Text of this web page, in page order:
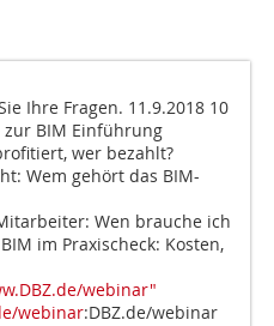
Ihre Fragen. 11.9.2018 10
zur BIM Einführung
wer bezahlt?
Wem gehört das BIM-
Wen brauche ich
im Praxischeck: Kosten,
webinar"
webinar:DBZ.de/webinar